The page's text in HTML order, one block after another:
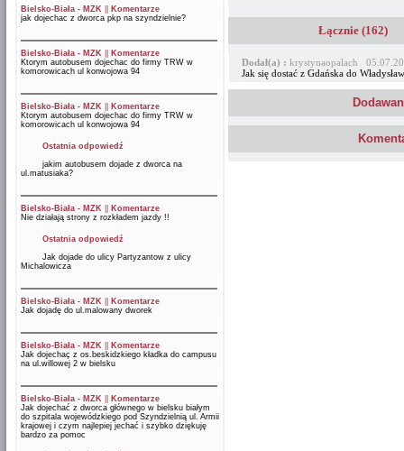
Bielsko-Biała - MZK
Komentarze
jak dojechac z dworca pkp na szyndzielnie?
Bielsko-Biała - MZK
Komentarze
Ktorym autobusem dojechac do firmy TRW w
komorowicach ul konwojowa 94
Bielsko-Biała - MZK
Komentarze
Ktorym autobusem dojechac do firmy TRW w
komorowicach ul konwojowa 94
Ostatnia odpowiedź
jakim autobusem dojade z dworca na
ul.matusiaka?
Bielsko-Biała - MZK
Komentarze
Nie działają strony z rozkładem jazdy !!
Ostatnia odpowiedź
Jak dojade do ulicy Partyzantow z ulicy
Michalowicza
Bielsko-Biała - MZK
Komentarze
Jak dojadę do ul.malowany dworek
Bielsko-Biała - MZK
Komentarze
Jak dojechaç z os.beskidzkiego kładka do campusu
na ul.willowej 2 w bielsku
Bielsko-Biała - MZK
Komentarze
Jak dojechać z dworca głównego w bielsku białym
do szpitala wojewódzkiego pod Szyndzielnią ul. Armii
krajowej i czym najlepiej jechać i szybko dziękuję
bardzo za pomoc
Łącznie (162)
Dodał(a) : krystynaopalach
Jak się dostać z Gdańska do